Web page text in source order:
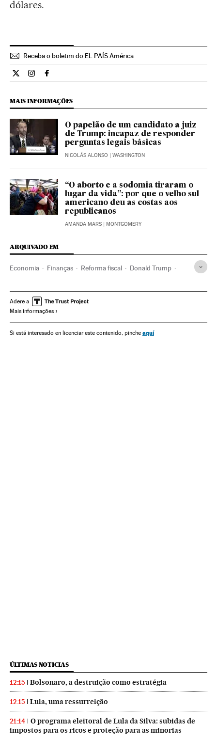
dólares.
Receba o boletim do EL PAÍS América
Internacional El País Brasil en Twitter
Internacional El País Brasil en Instagram
Internacional El País Brasil en Facebook
MAIS INFORMAÇÕES
O papelão de um candidato a juiz
de Trump: incapaz de responder
perguntas legais básicas
NICOLÁS ALONSO | WASHINGTON
“O aborto e a sodomia tiraram o
lugar da vida”: por que o velho sul
americano deu as costas aos
republicanos
AMANDA MARS | MONTGOMERY
ARQUIVADO EM
Economia Finanças Reforma fiscal Donald Trump
Política econômica América do Norte
Finanças públicas
Câmara Representantes Estados Unidos Senado EEUU
Adere a
Mais informações
Si está interesado en licenciar este contenido, pinche aquí
ÚLTIMAS NOTICIAS
12:15 Bolsonaro, a destruição como estratégia
12:15 Lula, uma ressurreição
21:14
O programa eleitoral de Lula da Silva: subidas de
impostos para os ricos e proteção para as minorias